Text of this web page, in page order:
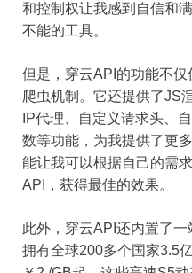
和控制权让我感到自信和
不能的工具。
但是，穿云API的功能不
爬虫机制。它还提供了JS
IP代理、自定义请求头、
数等功能，为我提供了更
能让我可以根据自己的需
API，获得最佳的效果。
此外，穿云API还内置了一
拥有全球200多个国家3.5